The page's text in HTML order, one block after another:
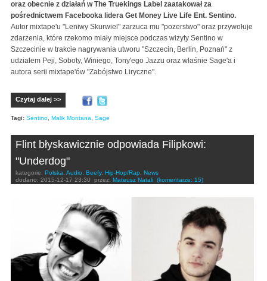
oraz obecnie z działań w The Truekings Label zaatakował za
pośrednictwem Facebooka lidera Get Money Live Life Ent. Sentino.
Autor mixtape'u "Leniwy Skurwiel" zarzuca mu "pozerstwo" oraz przywołuje
zdarzenia, które rzekomo miały miejsce podczas wizyty Sentino w
Szczecinie w trakcie nagrywania utworu "Szczecin, Berlin, Poznań" z
udziałem Peji, Soboty, Winiego, Tony'ego Jazzu oraz właśnie Sage'a i
autora serii mixtape'ów "Zabójstwo Liryczne".
Czytaj dalej >>
Tagi: Sentino Malik Montana Sage
Flint błyskawicznie odpowiada Filipkowi:
"Underdog"
kategorie: Polska Audio Beefy, Hip-Hop/Rap
News
dodano: 2015-12-17 23:30 przez: Mateusz Natali (komentarze: 15)